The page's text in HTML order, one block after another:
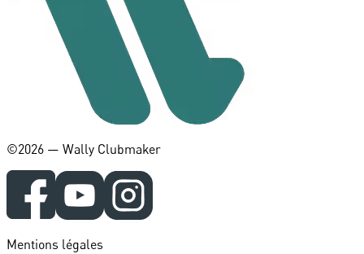
©️2026 — Wally Clubmaker
Mentions légales